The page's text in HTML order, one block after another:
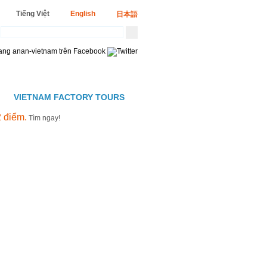
VIETNAM FACTORY TOURS
日本語
English
Tiếng Việt
điểm. Tìm ngay!